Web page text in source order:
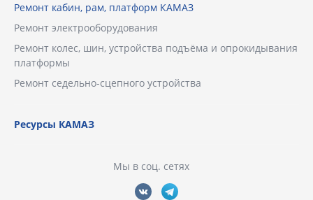
Ремонт кабин, рам, платформ КАМАЗ
Ремонт электрооборудования
Ремонт колес, шин, устройства подъёма и опрокидывания
платформы
Ремонт седельно-сцепного устройства
Ресурсы КАМАЗ
Мы в соц. сетях